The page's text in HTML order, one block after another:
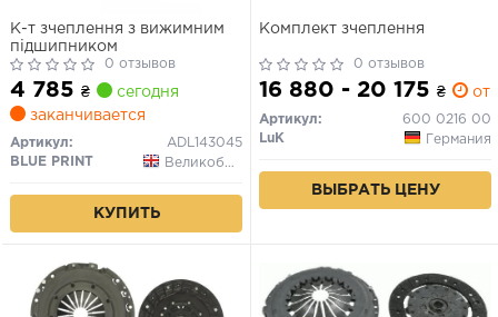
К-т зчеплення з вижимним
підшипником
0 отзывов
4 785 ₴
сегодня
заканчивается
Артикул:
ADL143045
BLUE PRINT
Великобритания
КУПИТЬ
Комплект зчеплення
0 отзывов
16 880 - 20 175 ₴ от
Артикул:
600 0216 00
LuK
Германия
ВЫБРАТЬ ЦЕНУ